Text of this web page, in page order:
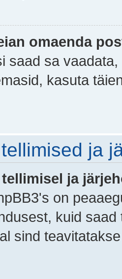
omaenda
saad sa
kasuta
ja
ja
on
kuid
sind